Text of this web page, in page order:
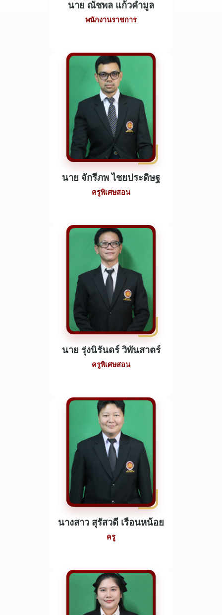
นาย ณัชพล แก้วคำมูล
พนักงานราชการ
นาย จักรีภพ ไชยประดิษฐ
ครูพิเศษสอน
นาย รุ่งนิรันดร์ วิพันสาตร์
ครูพิเศษสอน
นางสาว สุรัสวดี เรือนหน้อย
ครู